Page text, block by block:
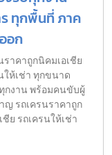
ทุกพื้นที่ ภาค
อก
ราคาถูกนิคมเอเชีย
ให้เช่า ทุกขนาด
กงาน พร้อมคนขับผู้
ญ รถเครนราคาถูก
ชีย รถเครนให้เช่า